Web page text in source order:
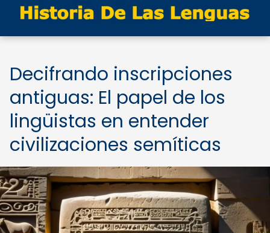
Decifrando inscripciones
antiguas: El papel de los
lingüistas en entender
civilizaciones semíticas